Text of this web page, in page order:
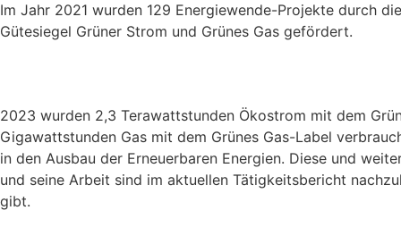
Im Jahr 2021 wurden 129 Energiewende-Projekte durch
Gütesiegel Grüner Strom und Grünes Gas gefördert.
2023 wurden 2,3 Terawattstunden Ökostrom mit dem
Gigawattstunden Gas mit dem Grünes Gas-Label
in den Ausbau der Erneuerbaren Energien. Diese und
und seine Arbeit sind im aktuellen Tätigkeitsbericht
gibt.